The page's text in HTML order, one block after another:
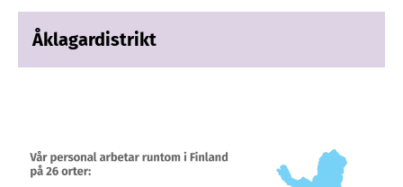
Åklagardistrikt